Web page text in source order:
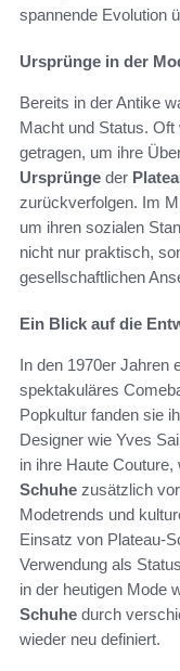
spannende Evolution
Ursprünge in der
Bereits in der Antike
Macht und Status.
getragen, um ihre
Ursprünge der
zurückverfolgen. Im
um ihren sozialen
nicht nur praktisch,
gesellschaftlichen
Ein Blick auf die
In den 1970er Jahren
spektakuläres
Popkultur fanden sie
Designer wie Yves
in ihre Haute Couture,
Schuhe zusätzlich
Modetrends und
Einsatz von Plateau-
Verwendung als
in der heutigen Mode
Schuhe durch
wieder neu definiert.